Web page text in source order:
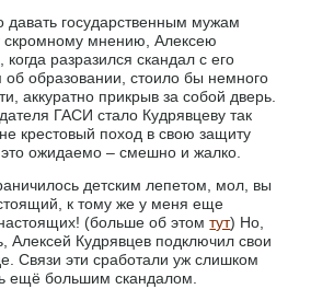
государственным мужам
мнению, Алексею
когда разразился скандал с его
образовании, стоило бы немного
аккуратно прикрыв за собой дверь.
ГАСИ стало Кудрявцеву так
крестовый поход в свою защиту
ожидаемо – смешно и жалко.
детским лепетом, мол, вы
к тому же у меня еще
настоящих! (больше об этомтут) Но,
Алексей Кудрявцев подключил свои
Связи эти сработали уж слишком
ещё большим скандалом.